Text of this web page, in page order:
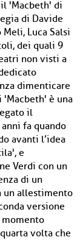
'Macbeth' di
di Davide
Luca Salsi
dei quali 9
non visti a
dimenticare
'Macbeth' è una
il
fa quando
avanti l’idea
e
Verdi con un
di un
un allestimento
versione
momento
volta che